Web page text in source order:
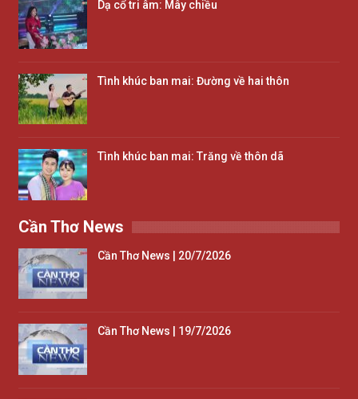
Dạ cổ tri âm: Mây chiều
Tình khúc ban mai: Đường về hai thôn
Tình khúc ban mai: Trăng về thôn dã
Cần Thơ News
Cần Thơ News | 20/7/2026
Cần Thơ News | 19/7/2026